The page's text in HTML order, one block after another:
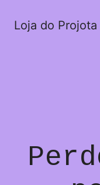
Loja do Projota